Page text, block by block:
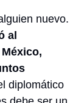
nuevo.
al
diplomático